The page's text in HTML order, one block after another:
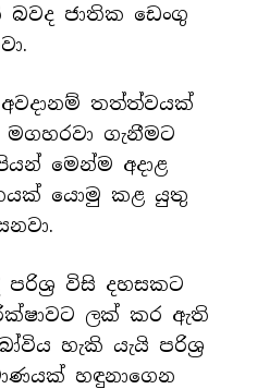
ජාතික ඩෙංගු
තත්ත්වයක්
ගැනීමට
මෙන්ම අදාළ
යොමු කළ යුතු
පරිශ්‍ර විසි දහසකට
ලක් කර ඇති
හැකි යැයි පරිශ්‍ර
හඳුනාගෙන